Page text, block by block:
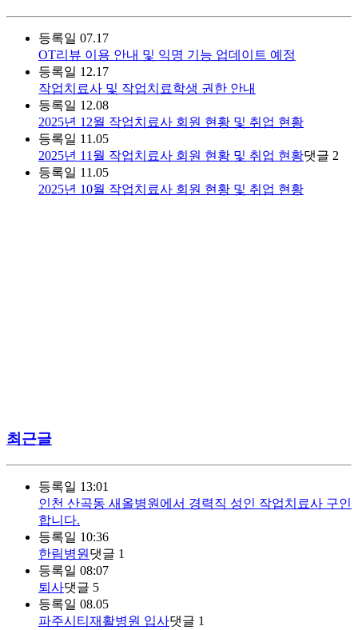
등록일 07.17
OT리뷰 이용 안내 및 익명 기능 업데이트 예정
등록일 12.17
작업치료사 및 작업치료학생 권한 안내
등록일 12.08
2025년 12월 작업치료사 회원 현황 및 취업 현황
등록일 11.05
2025년 11월 작업치료사 회원 현황 및 취업 현황댓글 2
등록일 11.05
2025년 10월 작업치료사 회원 현황 및 취업 현황
최근글
등록일 13:01
인천 산곡동 새올병원에서 경력직 성인 작업치료사 구인
합니다.
등록일 10:36
한림병원 댓글 1
등록일 08:07
퇴사댓글 5
등록일 08.05
파주시티재활병원 입사댓글 1